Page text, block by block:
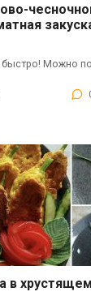
быстро! Можно
в